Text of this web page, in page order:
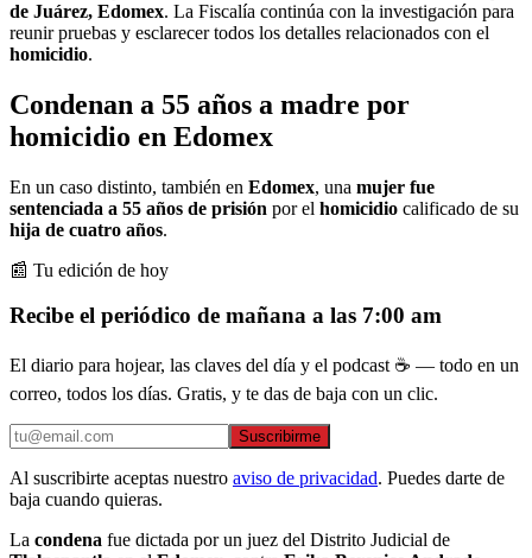
de Juárez, Edomex. La Fiscalía continúa con la investigación para
reunir pruebas y esclarecer todos los detalles relacionados con el
homicidio.
Condenan a 55 años a madre por
homicidio en Edomex
En un caso distinto, también en Edomex, una mujer fue
sentenciada a 55 años de prisión por el homicidio calificado de su
hija de cuatro años.
📰 Tu edición de hoy
Recibe el periódico de mañana a las 7:00 am
El diario para hojear, las claves del día y el podcast ☕ — todo en un
correo, todos los días. Gratis, y te das de baja con un clic.
Suscribirme
Al suscribirte aceptas nuestro aviso de privacidad. Puedes darte de
baja cuando quieras.
La condena fue dictada por un juez del Distrito Judicial de